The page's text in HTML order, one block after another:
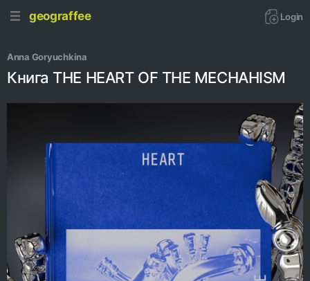
geograffee Login
Anna Goryuchkina
Книга THE HEART OF THE MECHAHISM